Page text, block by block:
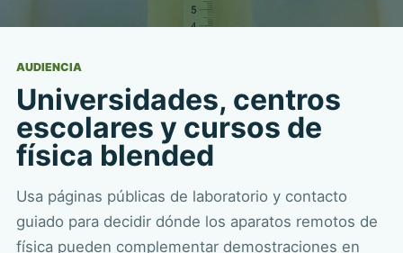
AUDIENCIA
Universidades, centros
escolares y cursos de
física blended
Usa páginas públicas de laboratorio y contacto
guiado para decidir dónde los aparatos remotos de
física pueden complementar demostraciones en